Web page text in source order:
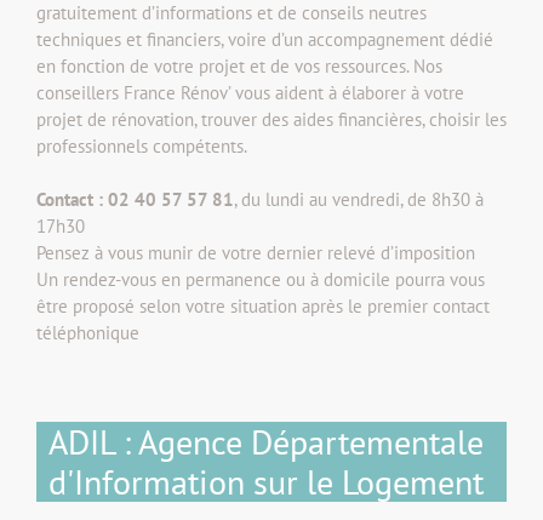
gratuitement d’informations et de conseils neutres
techniques et financiers, voire d’un accompagnement dédié
en fonction de votre projet et de vos ressources. Nos
conseillers France Rénov’ vous aident à élaborer à votre
projet de rénovation, trouver des aides financières, choisir les
professionnels compétents.
Contact : 02 40 57 57 81, du lundi au vendredi, de 8h30 à
17h30
Pensez à vous munir de votre dernier relevé d’imposition
Un rendez-vous en permanence ou à domicile pourra vous
être proposé selon votre situation après le premier contact
téléphonique
ADIL : Agence Départementale
d'Information sur le Logement